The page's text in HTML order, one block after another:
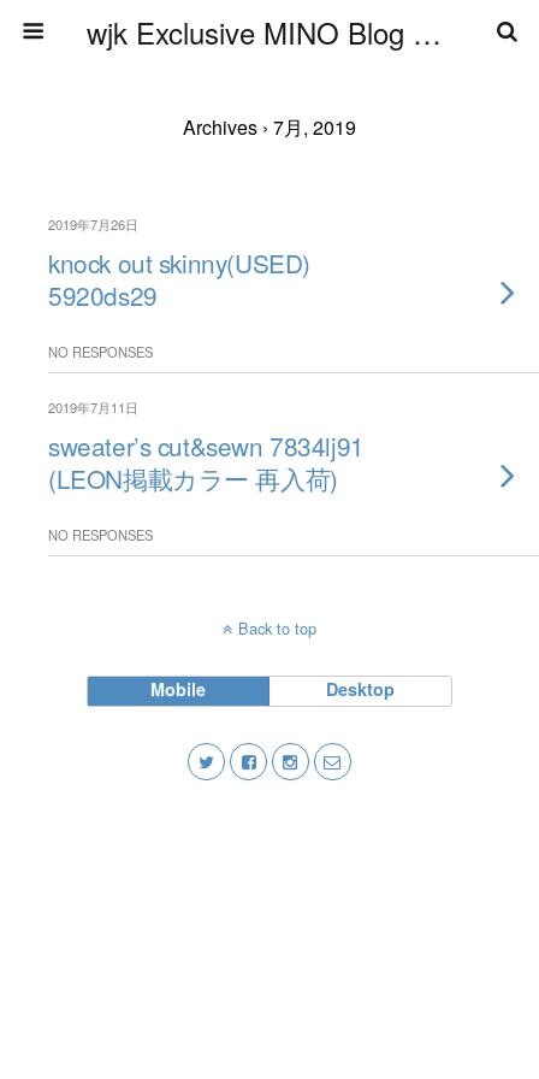
wjk Exclusive MINO Blog ブログ
Archives › 7月, 2019
2019年7月26日
knock out skinny(USED)
5920ds29
NO RESPONSES
2019年7月11日
sweater’s cut&sewn 7834lj91
(LEON掲載カラー 再入荷)
NO RESPONSES
Back to top
Mobile Desktop